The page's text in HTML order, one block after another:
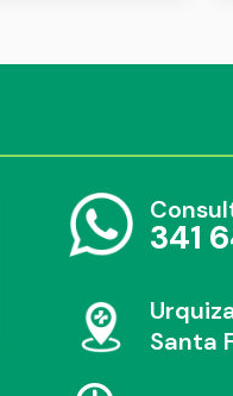
341
Santa